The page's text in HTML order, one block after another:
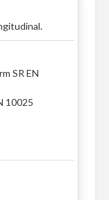
SR EN
10025